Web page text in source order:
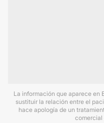
La información que aparece en
sustituir la relación entre el
hace apología de un
comercial